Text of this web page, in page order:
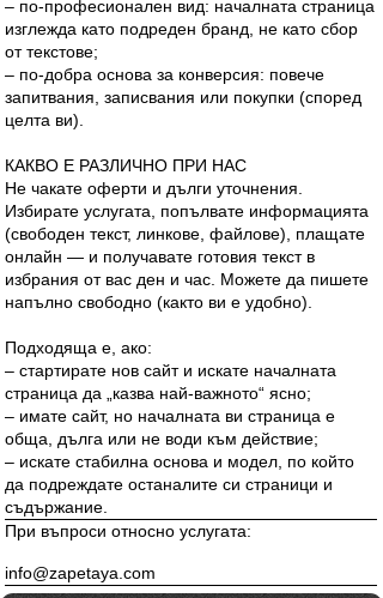
– по-професионален вид: началната страница
изглежда като подреден бранд, не като сбор
от текстове;
– по-добра основа за конверсия: повече
запитвания, записвания или покупки (според
целта ви).
КАКВО Е РАЗЛИЧНО ПРИ НАС
Не чакате оферти и дълги уточнения.
Избирате услугата, попълвате информацията
(свободен текст, линкове, файлове), плащате
онлайн — и получавате готовия текст в
избрания от вас ден и час. Можете да пишете
напълно свободно (както ви е удобно).
Подходяща е, ако:
– стартирате нов сайт и искате началната
страница да „казва най-важното“ ясно;
– имате сайт, но началната ви страница е
обща, дълга или не води към действие;
– искате стабилна основа и модел, по който
да подреждате останалите си страници и
съдържание.
При въпроси относно услугата:
info@zapetaya.com